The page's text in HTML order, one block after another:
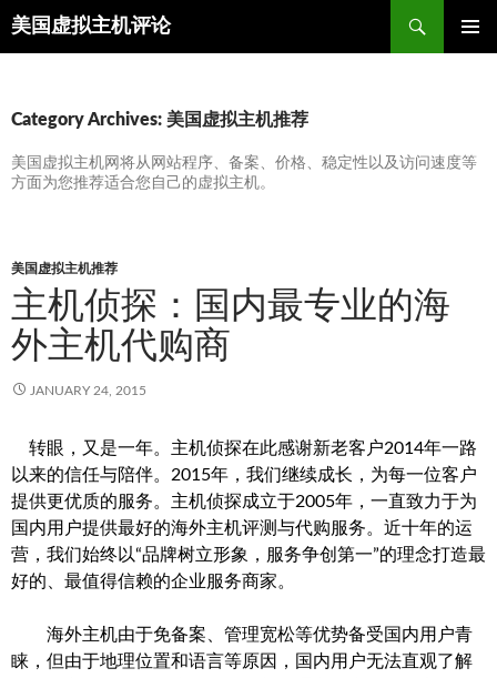
美国虚拟主机评论
Search
Category Archives: 美国虚拟主机推荐
美国虚拟主机网将从网站程序、备案、价格、稳定性以及访问速度等
方面为您推荐适合您自己的虚拟主机。
美国虚拟主机推荐
主机侦探：国内最专业的海
外主机代购商
JANUARY 24, 2015
转眼，又是一年。主机侦探在此感谢新老客户2014年一路
以来的信任与陪伴。2015年，我们继续成长，为每一位客户
提供更优质的服务。主机侦探成立于2005年，一直致力于为
国内用户提供最好的海外主机评测与代购服务。近十年的运
营，我们始终以“品牌树立形象，服务争创第一”的理念打造最
好的、最值得信赖的企业服务商家。
海外主机由于免备案、管理宽松等优势备受国内用户青
睐，但由于地理位置和语言等原因，国内用户无法直观了解